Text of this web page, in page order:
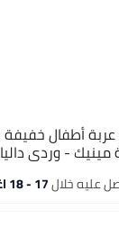
- وردي داليا
عليه خلال17 - 18 اغسطس